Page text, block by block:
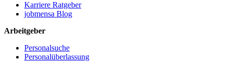
Karriere Ratgeber
jobmensa Blog
Arbeitgeber
Personalsuche
Personalüberlassung